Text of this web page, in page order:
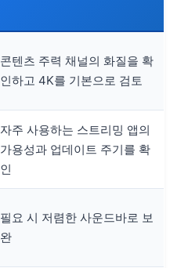
콘텐츠 주력 채널의 화질을 확
인하고 4K를 기본으로 검토
자주 사용하는 스트리밍 앱의
가용성과 업데이트 주기를 확
인
필요 시 저렴한 사운드바로 보
완